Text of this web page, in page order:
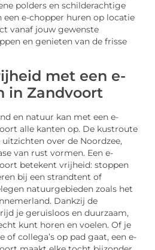
polders en schilderachtige
een e-chopper huren op locatie
vanaf jouw gewenste
en genieten van de frisse
met een e-
in Zandvoort
en natuur kan met een e-
alle kanten op. De kustroute
over de Noordzee,
van rust vormen. Een e-
betekent vrijheid: stoppen
bij een strandtent of
natuurgebieden zoals het
Dankzij de
je geruisloos en duurzaam,
kunt horen en voelen. Of je
of collega’s op pad gaat, een e-